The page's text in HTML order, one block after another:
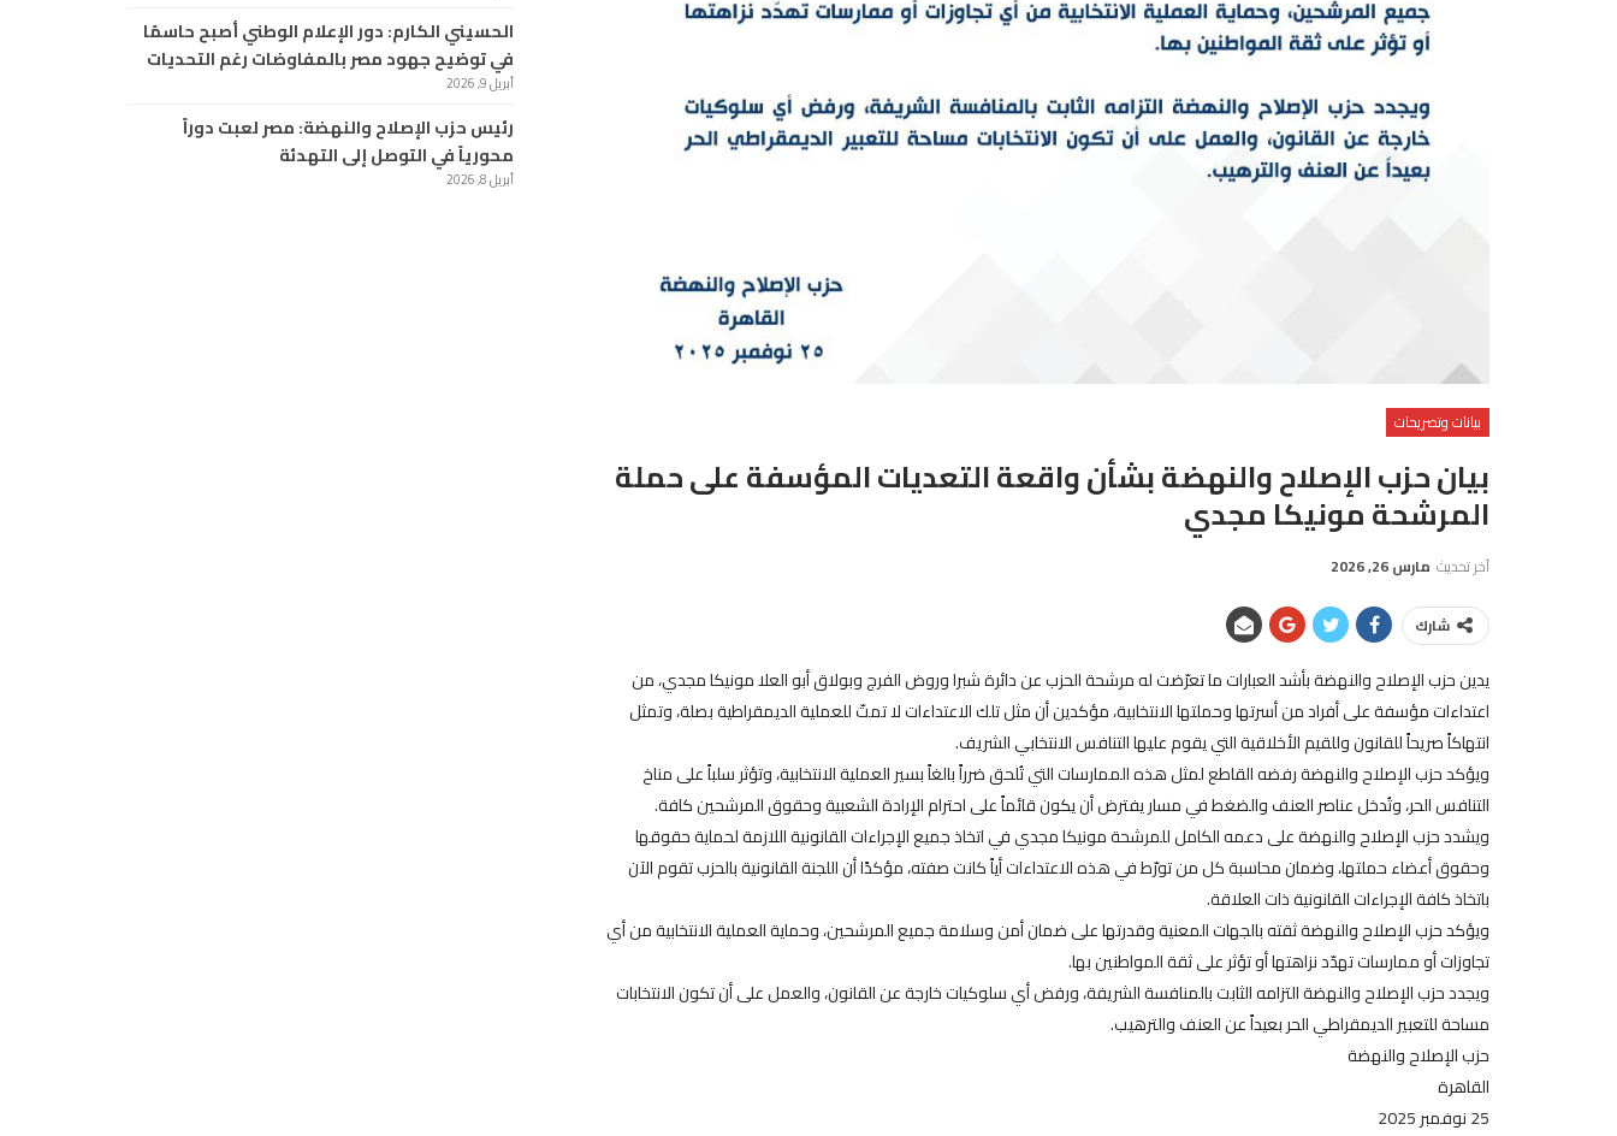
بيانات وتصريحات
بيان حزب الإصلاح والنهضة بشأن واقعة التعديات المؤسفة على حملة
المرشحة مونيكا مجدي
آخر تحديث مارس 26, 2026
شارك
يدين حزب الإصلاح والنهضة بأشد العبارات ما تعرّضت له مرشحة الحزب عن دائرة شبرا وروض الفرج وبولاق أبو العلا مونيكا مجدي، من
اعتداءات مؤسفة على أفراد من أسرتها وحملتها الانتخابية، مؤكدين أن مثل تلك الاعتداءات لا تمتّ للعملية الديمقراطية بصلة، وتمثل
انتهاكاً صريحاً للقانون وللقيم الأخلاقية التي يقوم عليها التنافس الانتخابي الشريف.
ويؤكد حزب الإصلاح والنهضة رفضه القاطع لمثل هذه الممارسات التي تُلحق ضرراً بالغاً بسير العملية الانتخابية، وتؤثر سلباً على مناخ
التنافس الحر، وتُدخل عناصر العنف والضغط في مسار يفترض أن يكون قائماً على احترام الإرادة الشعبية وحقوق المرشحين كافة.
ويشدد حزب الإصلاح والنهضة على دعمه الكامل للمرشحة مونيكا مجدي في اتخاذ جميع الإجراءات القانونية اللازمة لحماية حقوقها
وحقوق أعضاء حملتها، وضمان محاسبة كل من تورّط في هذه الاعتداءات أياً كانت صفته، مؤكدًا أن اللجنة القانونية بالحزب تقوم الآن
باتخاذ كافة الإجراءات القانونية ذات العلاقة.
ويؤكد حزب الإصلاح والنهضة ثقته بالجهات المعنية وقدرتها على ضمان أمن وسلامة جميع المرشحين، وحماية العملية الانتخابية من أي
تجاوزات أو ممارسات تهدّد نزاهتها أو تؤثر على ثقة المواطنين بها.
ويجدد حزب الإصلاح والنهضة التزامه الثابت بالمنافسة الشريفة، ورفض أي سلوكيات خارجة عن القانون، والعمل على أن تكون الانتخابات
مساحة للتعبير الديمقراطي الحر بعيداً عن العنف والترهيب.
حزب الإصلاح والنهضة
القاهرة
25 نوفمبر 2025
الحسيني الكارم: دور الإعلام الوطني أصبح حاسمًا
في توضيح جهود مصر بالمفاوضات رغم التحديات
أبريل 9, 2026
رئيس حزب الإصلاح والنهضة: مصر لعبت دوراً
محورياً في التوصل إلى التهدئة
أبريل 8, 2026